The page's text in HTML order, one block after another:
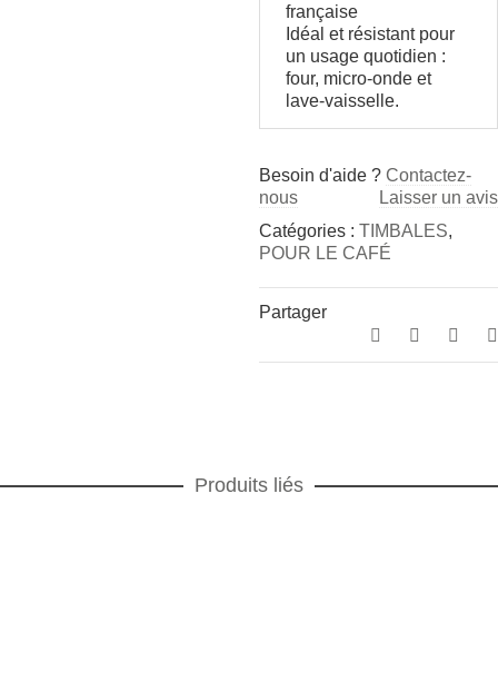
française
Idéal et résistant pour
un usage quotidien :
four, micro-onde et
lave-vaisselle.
Besoin d'aide ? Contactez-
nous
Laisser un avis
Catégories : TIMBALES,
POUR LE CAFÉ
Partager
Produits liés